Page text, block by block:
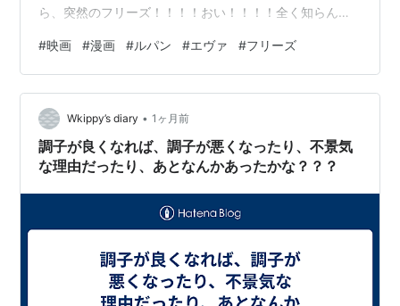
ら、突然のフリーズ！！！！おい！！！！全く知らんか
定演出っぽい！！！これで失敗あるの？って思って後に
調べたら、別のやり方でそうなったら失敗もするらし
い！！ www.youtube.com で、これってまあ、最低でも
１０００枚から２０００枚行くだろ！！って思ったら、
うん！！！８００枚！！！っておい！！！！！！！！８
００枚っておい！！！！！まあ、仕方…
#映画 #漫画 #ルパン #エヴァ #フリーズ
Wkippy’s diary • 1ヶ月前
調子が良くなれば、調子が悪くなったり、不景気
な理由だったり、あとなんかあったかな？？？